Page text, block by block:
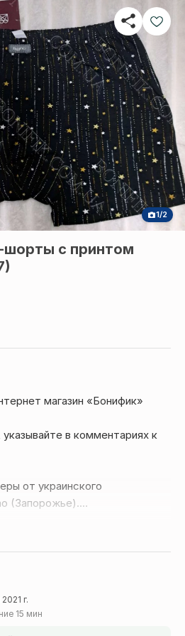
1/2
с принтом
г.
15 мин
магазин «Бонифик»
в комментариях к
от украинского
(Запорожье).
нити.
звезд. Комфортно
впитывает влагу и